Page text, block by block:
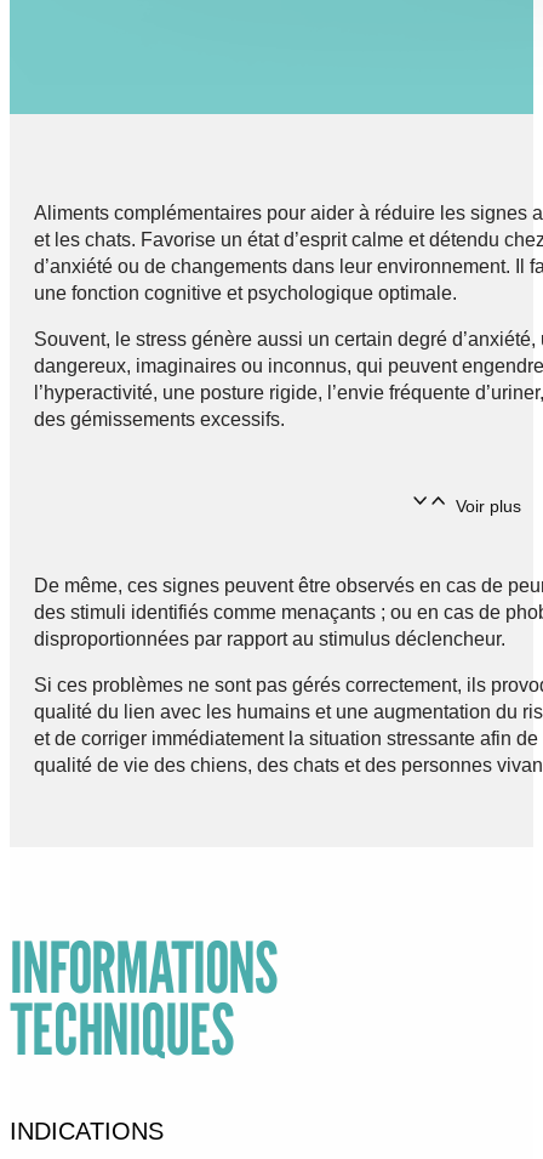
Aliments complémentaires pour aider à réduire les signes
et les chats. Favorise un état d’esprit calme et détendu
d’anxiété ou de changements dans leur environnement. Il
une fonction cognitive et psychologique optimale.
Souvent, le stress génère aussi un certain degré
dangereux, imaginaires ou inconnus, qui peuvent
l’hyperactivité, une posture rigide, l’envie fréquente
des gémissements excessifs.
Voir plus
De même, ces signes peuvent être observés en cas de
des stimuli identifiés comme menaçants ; ou en cas de
disproportionnées par rapport au stimulus déclencheur.
Si ces problèmes ne sont pas gérés correctement, ils
qualité du lien avec les humains et une augmentation du
et de corriger immédiatement la situation stressante afin
qualité de vie des chiens, des chats et des personnes
INFORMATIONS
TECHNIQUES
INDICATIONS